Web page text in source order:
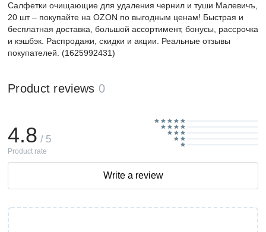
Салфетки очищающие для удаления чернил и туши Малевичъ,
20 шт – покупайте на OZON по выгодным ценам! Быстрая и
бесплатная доставка, большой ассортимент, бонусы, рассрочка
и кэшбэк. Распродажи, скидки и акции. Реальные отзывы
покупателей. (1625992431)
Product reviews 0
4.8 / 5
Product rate
Write a review